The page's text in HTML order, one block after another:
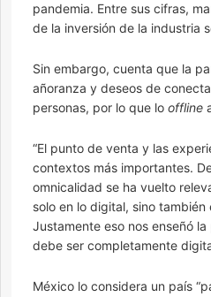
pandemia. Entre sus cifras,
de la inversión de la industria
Sin embargo, cuenta que la
añoranza y deseos de
personas, por lo que lo offline
“El punto de venta y las
contextos más importantes.
omnicalidad se ha vuelto
solo en lo digital, sino
Justamente eso nos enseñó
debe ser completamente
México lo considera un país